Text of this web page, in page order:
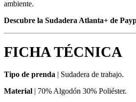
ambiente.
Descubre la Sudadera Atlanta+ de
FICHA TÉCNICA
Tipo de prenda | Sudadera de trabajo​.
Material | 70% Algodón 30% Poliéster.